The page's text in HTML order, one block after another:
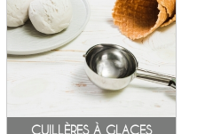
CUILLÈRES À GLACES